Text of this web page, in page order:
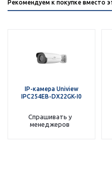
Рекомендуем к покупке вместо
IP-камера Uniview
IPC254EB-DX22GK-I0
Спрашивать у
менеджеров